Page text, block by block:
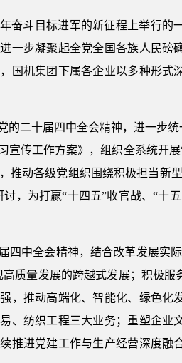
奋斗目标进军的新征程上举行
一步凝聚起全党全国各族人民
国机集团下属各企业以多种形
的二十届四中全会精神，进一步
宣传工作方案》，组织全系统开
推动各级党组织围绕积极担当新
，为打赢“十四五”收官战、“十
四中全会精神，结合改革发展实
质量发展的跨越式发展；积极
，推动高端化、智能化、绿色化
、纺织工程三大业务；重塑企
推进党建工作与生产经营深度